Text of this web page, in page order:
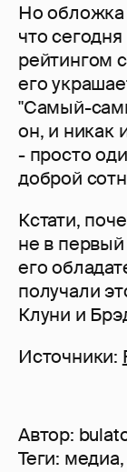
Но обложка
что
рейтингом
его
"Самый-
он, и никак
- просто
доброй
Кстати,
не в
его
получали
Клуни и
Источники:
Автор:
Теги: медиа